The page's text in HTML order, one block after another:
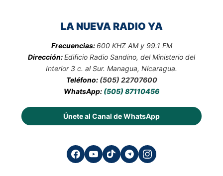
LA NUEVA RADIO YA
Frecuencias: 600 KHZ AM y 99.1 FM
Dirección:Edificio Radio Sandino, del Ministerio del
Interior 3 c. al Sur. Managua, Nicaragua.
Teléfono: (505) 22707600
WhatsApp: (505) 87110456
Únete al Canal de WhatsApp